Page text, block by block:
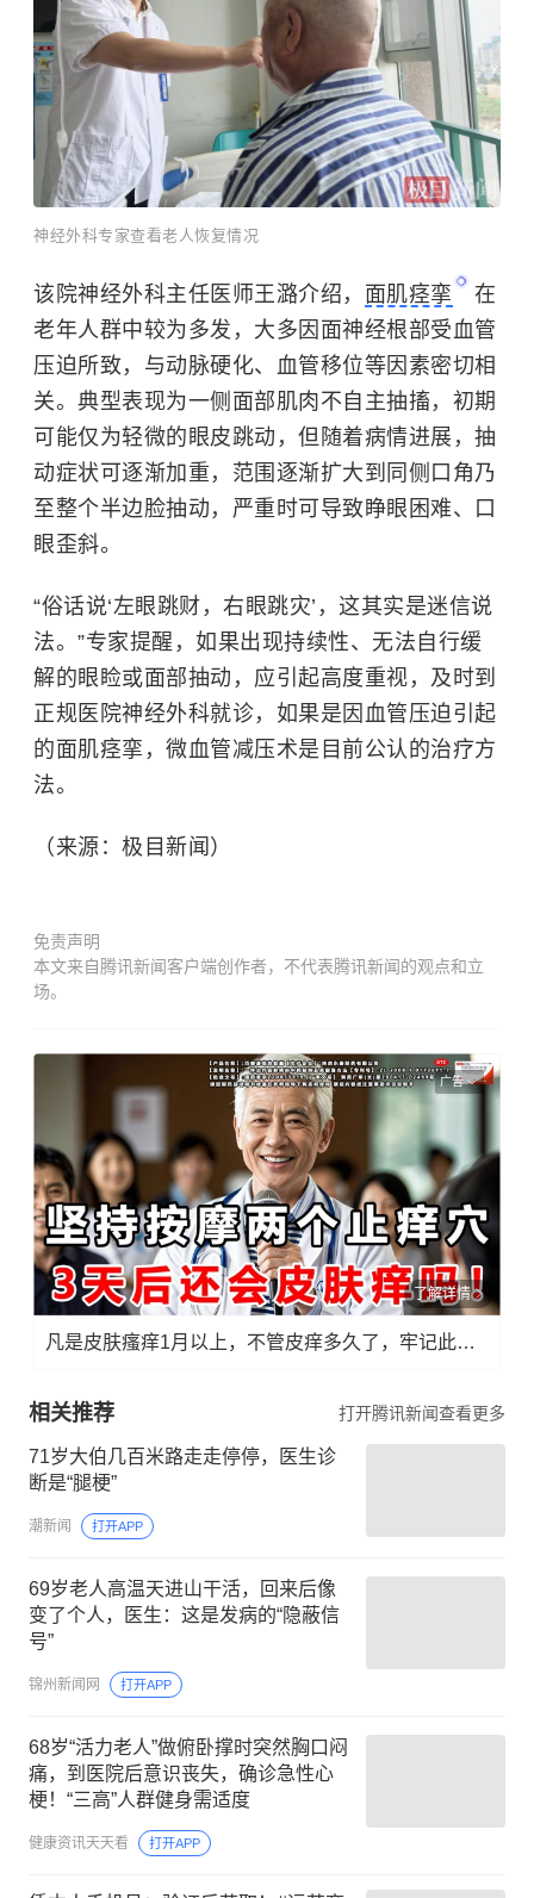
神经外科专家查看老人恢复情况
该院神经外科主任医师王潞介绍， 面肌痉挛
在
老年人群中较为多发，大多因面神经根部受血管
压迫所致，与动脉硬化、血管移位等因素密切相
关。典型表现为一侧面部肌肉不自主抽搐，初期
可能仅为轻微的眼皮跳动，但随着病情进展，抽
动症状可逐渐加重，范围逐渐扩大到同侧口角乃
至整个半边脸抽动，严重时可导致睁眼困难、口
眼歪斜。
“俗话说‘左眼跳财，右眼跳灾’，这其实是迷信说
法。”专家提醒，如果出现持续性、无法自行缓
解的眼睑或面部抽动，应引起高度重视，及时到
正规医院神经外科就诊，如果是因血管压迫引起
的面肌痉挛，微血管减压术是目前公认的治疗方
法。
（来源：极目新闻）
免责声明
本文来自腾讯新闻客户端创作者，不代表腾讯新闻的观点和立
场。
广告
了解详情
凡是皮肤瘙痒1月以上，不管皮痒多久了，牢记此法，快！准！狠！
相关推荐 打开腾讯新闻查看更多
71岁大伯几百米路走走停停，医生诊
断是“腿梗”
潮新闻 打开APP
69岁老人高温天进山干活，回来后像
变了个人，医生：这是发病的“隐蔽信
号”
锦州新闻网 打开APP
68岁“活力老人”做俯卧撑时突然胸口闷
痛，到医院后意识丧失，确诊急性心
梗！“三高”人群健身需适度
健康资讯天天看 打开APP